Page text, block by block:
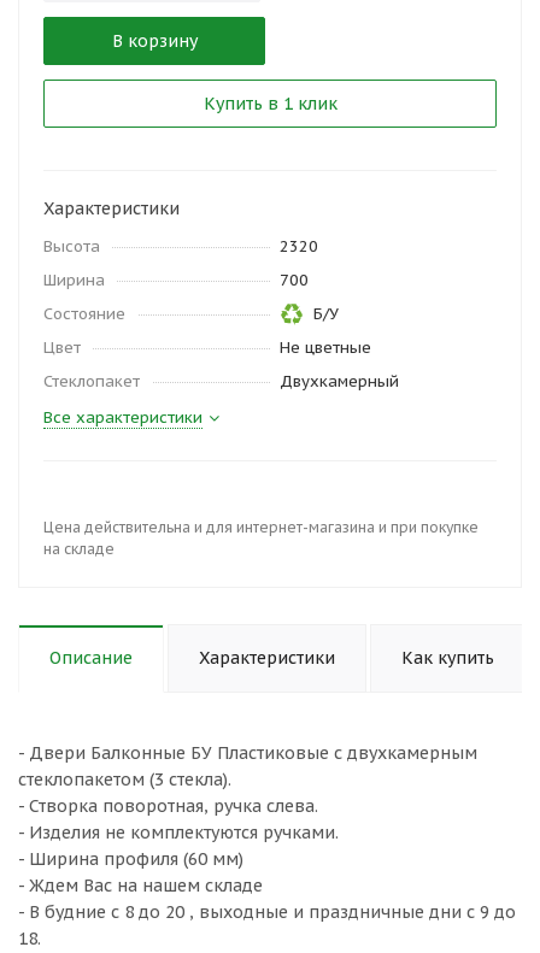
В корзину
Купить в 1 клик
Характеристики
Высота
2320
Ширина
700
Состояние
Б/У
Цвет
Не цветные
Стеклопакет
Двухкамерный
Все характеристики
Цена действительна и для интернет-магазина и при покупке
на складе
Описание Характеристики Как купить
- Двери Балконные БУ Пластиковые с двухкамерным
стеклопакетом (3 стекла).
- Створка поворотная, ручка слева.
- Изделия не комплектуются ручками.
- Ширина профиля (60 мм)
- Ждем Вас на нашем складе
- В будние с 8 до 20 , выходные и праздничные дни с 9 до
18.